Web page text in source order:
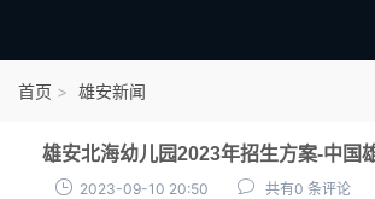
点我申领雄才卡
首页 雄安新闻
雄安北海幼儿园2023年招生方案-中国
2023-09-10 20:50 共有0 条评论